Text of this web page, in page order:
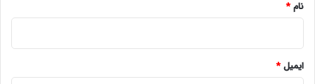
نام*
ایمیل*